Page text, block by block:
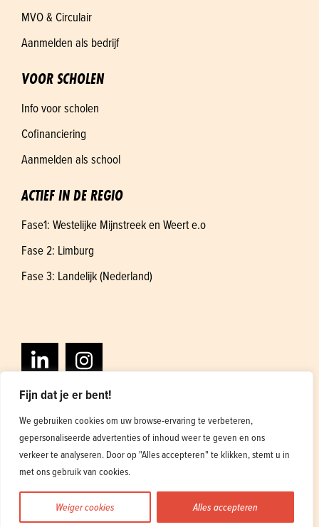
Fijn dat je er bent!
We gebruiken cookies om uw browse-ervaring te verbeteren,
gepersonaliseerde advertenties of inhoud weer te geven en ons
verkeer te analyseren. Door op "Alles accepteren" te klikken, stemt u in
met ons gebruik van cookies.
Weiger cookies Alles accepteren
MVO & Circulair
Aanmelden als bedrijf
VOOR SCHOLEN
Info voor scholen
Cofinanciering
Aanmelden als school
ACTIEF IN DE REGIO
Fase1: Westelijke Mijnstreek en Weert e.o
Fase 2: Limburg
Fase 3: Landelijk (Nederland)
Algemene voorwaarden
Privacybeleid
Ontwerp en ontwikkeling